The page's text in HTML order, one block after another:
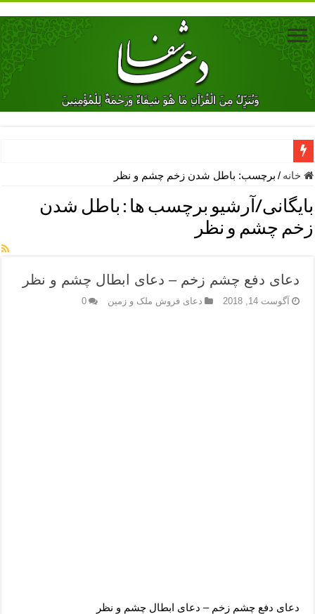
دعای جلب محبت فوری معشوق – دعای جلب محبت شوهر
دعای مشکل گشا برای رفع فقر – ذکرهای روزی‌ بخش
معجزات دعای یا من اظهر الجمیل – دعای یا من اظهر الجمیل برای
مهم ترین اذکار الهی و فضیلت آن ها – ذکر مخصوص مستجاب الدعوه
نماز حاجت برای کار گشایی- دعای رفع مشکلات و طلب حاجت
خانه / برچسب: باطل شدن زخم چشم و نظر
بایگانی/آرشیو برچسب ها : باطل شدن
زخم چشم و نظر
دعای دفع چشم زخم – دعای ابطال چشم و نظر
آگوست 14, 2018 دعای فروش ملک و زمین 0
دعای دفع چشم زخم – دعای ابطال چشم و نظر